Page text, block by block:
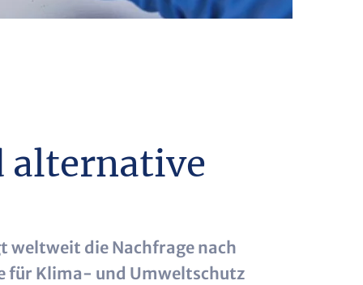
alternative
weltweit die Nachfrage nach
für Klima- und Umweltschutz